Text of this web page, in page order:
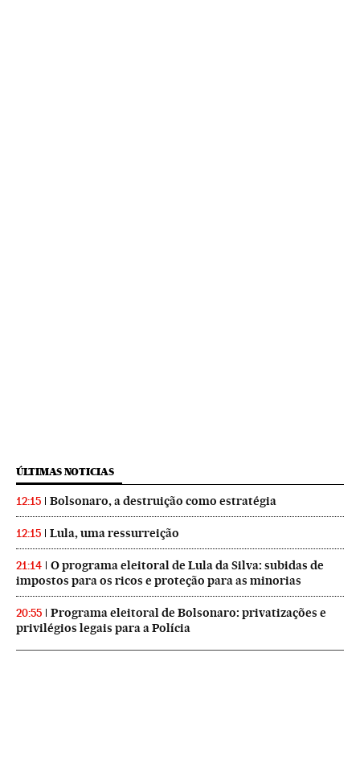
ÚLTIMAS NOTICIAS
12:15 Bolsonaro, a destruição como estratégia
12:15 Lula, uma ressurreição
21:14
O programa eleitoral de Lula da Silva: subidas de
impostos para os ricos e proteção para as minorias
20:55
Programa eleitoral de Bolsonaro: privatizações e
privilégios legais para a Polícia